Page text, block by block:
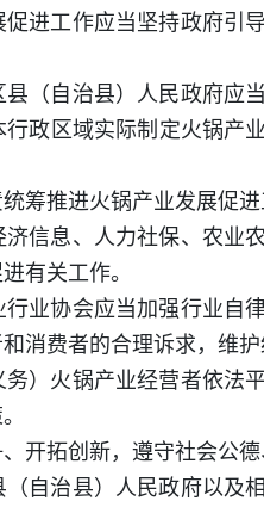
进工作应当坚持政府引
（自治县）人民政府应
政区域实际制定火锅产
筹推进火锅产业发展促进
信息、人力社保、农业
有关工作。
业协会应当加强行业自
消费者的合理诉求，维护
）火锅产业经营者依法
开拓创新，遵守社会公
自治县）人民政府以及